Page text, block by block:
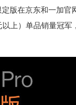
版在京东和一加
上）单品销量冠